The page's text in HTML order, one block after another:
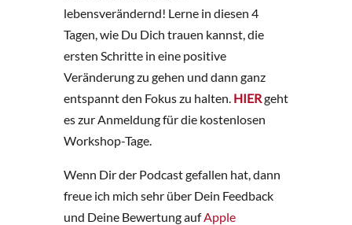
lebensverändernd! Lerne in diesen 4
Tagen, wie Du Dich trauen kannst, die
ersten Schritte in eine positive
Veränderung zu gehen und dann ganz
entspannt den Fokus zu halten. HIERgeht
es zur Anmeldung für die kostenlosen
Workshop-Tage.
Wenn Dir der Podcast gefallen hat, dann
freue ich mich sehr über Dein Feedback
und Deine Bewertung aufApple